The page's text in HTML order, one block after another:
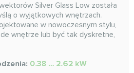
Silver Glass Low została
o wyjątkowych wnętrzach.
w nowoczesnym stylu,
wnętrze lub być tak dyskretne,
0.38 ... 2.62 kW